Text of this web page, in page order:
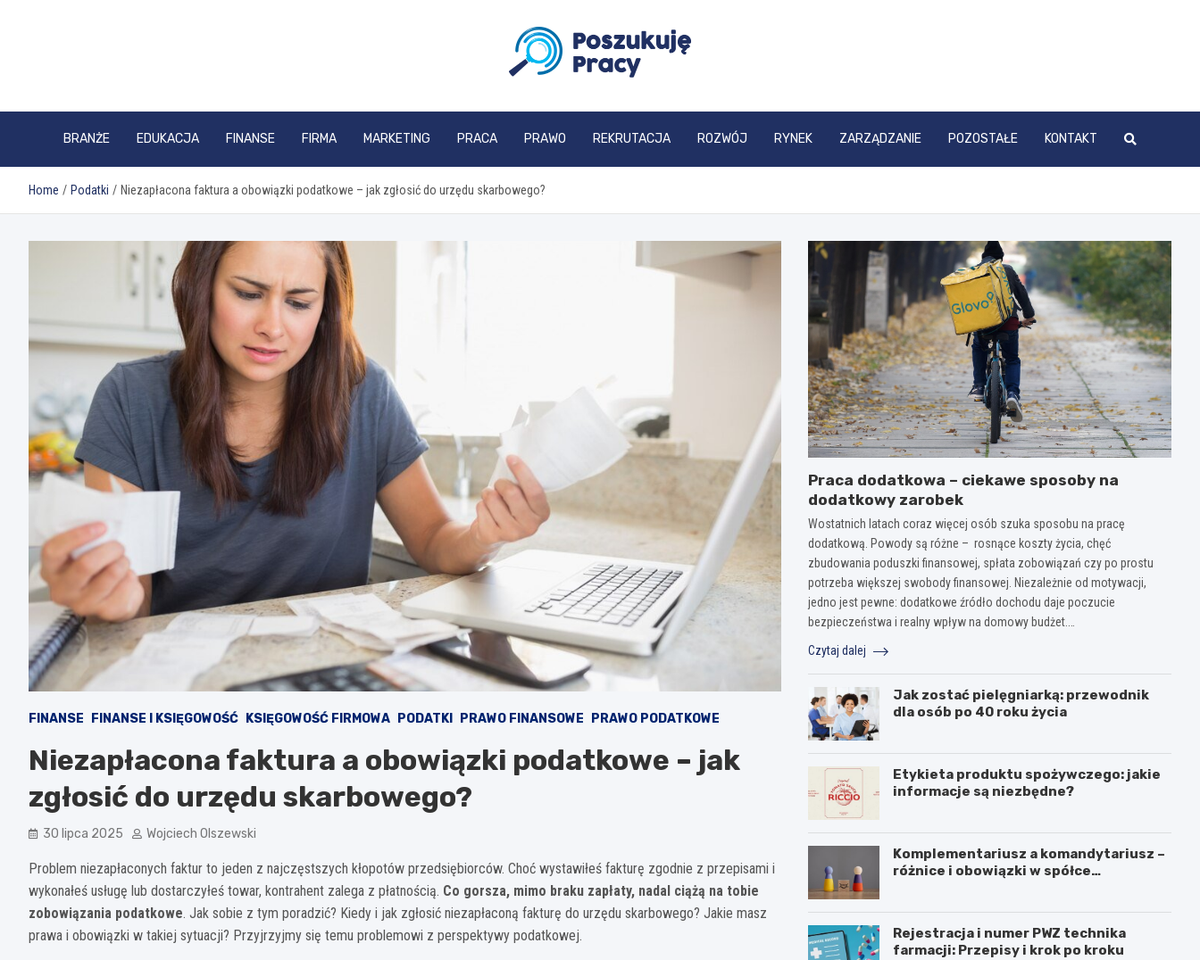
BRANŻE EDUKACJA FINANSE FIRMA MARKETING PRACA PRAWO REKRUTACJA ROZWÓJ RYNEK ZARZĄDZANIE POZOSTAŁE KONTAKT
Home Podatki Niezapłacona faktura a obowiązki podatkowe – jak zgłosić do urzędu skarbowego?
FINANSE FINANSE I KSIĘGOWOŚĆ KSIĘGOWOŚĆ FIRMOWA PODATKI PRAWO FINANSOWE PRAWO PODATKOWE
Niezapłacona faktura a obowiązki podatkowe – jak
zgłosić do urzędu skarbowego?
30 lipca 2025 Wojciech Olszewski
Problem niezapłaconych faktur to jeden z najczęstszych kłopotów przedsiębiorców. Choć wystawiłeś fakturę zgodnie z przepisami i
wykonałeś usługę lub dostarczyłeś towar, kontrahent zalega z płatnością. Co gorsza, mimo braku zapłaty, nadal ciążą na tobie
zobowiązania podatkowe. Jak sobie z tym poradzić? Kiedy i jak zgłosić niezapłaconą fakturę do urzędu skarbowego? Jakie masz
prawa i obowiązki w takiej sytuacji? Przyjrzyjmy się temu problemowi z perspektywy podatkowej.
Praca dodatkowa – ciekawe sposoby na
dodatkowy zarobek
Wostatnich latach coraz więcej osób szuka sposobu na pracę
dodatkową. Powody są różne – rosnące koszty życia, chęć
zbudowania poduszki finansowej, spłata zobowiązań czy po prostu
potrzeba większej swobody finansowej. Niezależnie od motywacji,
jedno jest pewne: dodatkowe źródło dochodu daje poczucie
bezpieczeństwa i realny wpływ na domowy budżet.…
Czytaj dalej
Jak zostać pielęgniarką: przewodnik
dla osób po 40 roku życia
Etykieta produktu spożywczego: jakie
informacje są niezbędne?
Komplementariusz a komandytariusz –
różnice i obowiązki w spółce
Rejestracja i numer PWZ technika
farmacji: Przepisy i krok po kroku